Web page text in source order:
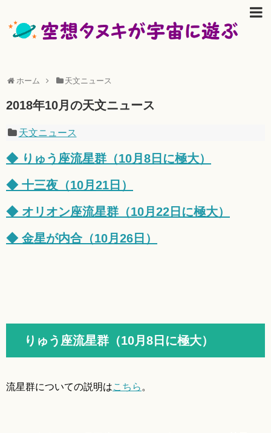
ホーム 天文ニュース
2018年10月の天文ニュース
天文ニュース
◆ りゅう座流星群（10月8日に極大）
◆ 十三夜（10月21日）
◆ オリオン座流星群（10月22日に極大）
◆ 金星が内合（10月26日）
りゅう座流星群（10月8日に極大）
流星群についての説明はこちら 。